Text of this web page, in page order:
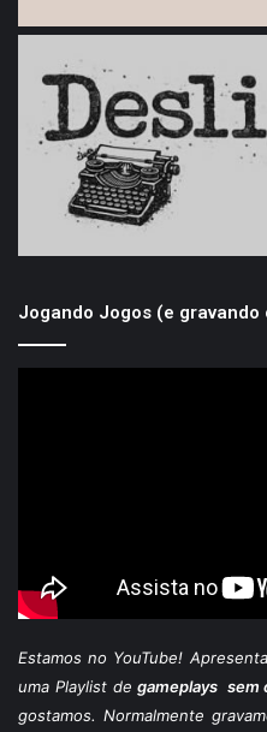
Jogando Jogos (e gravando
Estamosno YouTube!
uma Playlist de gameplays sem
gostamos. Normalmente